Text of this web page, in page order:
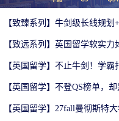
【致臻系列】牛剑级长线规划
【致远系列】英国留学软实力
【英国留学】不止牛剑！学霸
【英国留学】不登QS榜单，
【英国留学】27fall曼彻斯特